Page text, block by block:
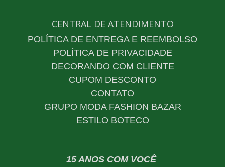
CENTRAL DE ATENDIMENTO
POLÍTICA DE ENTREGA E REEMBOLSO
POLÍTICA DE PRIVACIDADE
DECORANDO COM CLIENTE
CUPOM DESCONTO
CONTATO
GRUPO MODA FASHION BAZAR
ESTILO BOTECO
15 ANOS COM VOCÊ